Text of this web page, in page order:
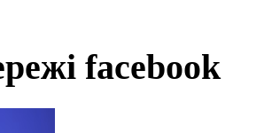
facebook